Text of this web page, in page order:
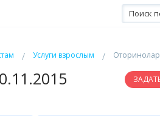
Услуги взрослым